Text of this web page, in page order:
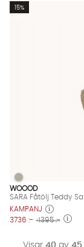
15%
SARA Fåtölj
SARA Fåtölj Teddy Sand
WOOOD
SARA Fåtölj Teddy
KAMPANJ
3736 :- 4395 :-
Visar 40 av 45